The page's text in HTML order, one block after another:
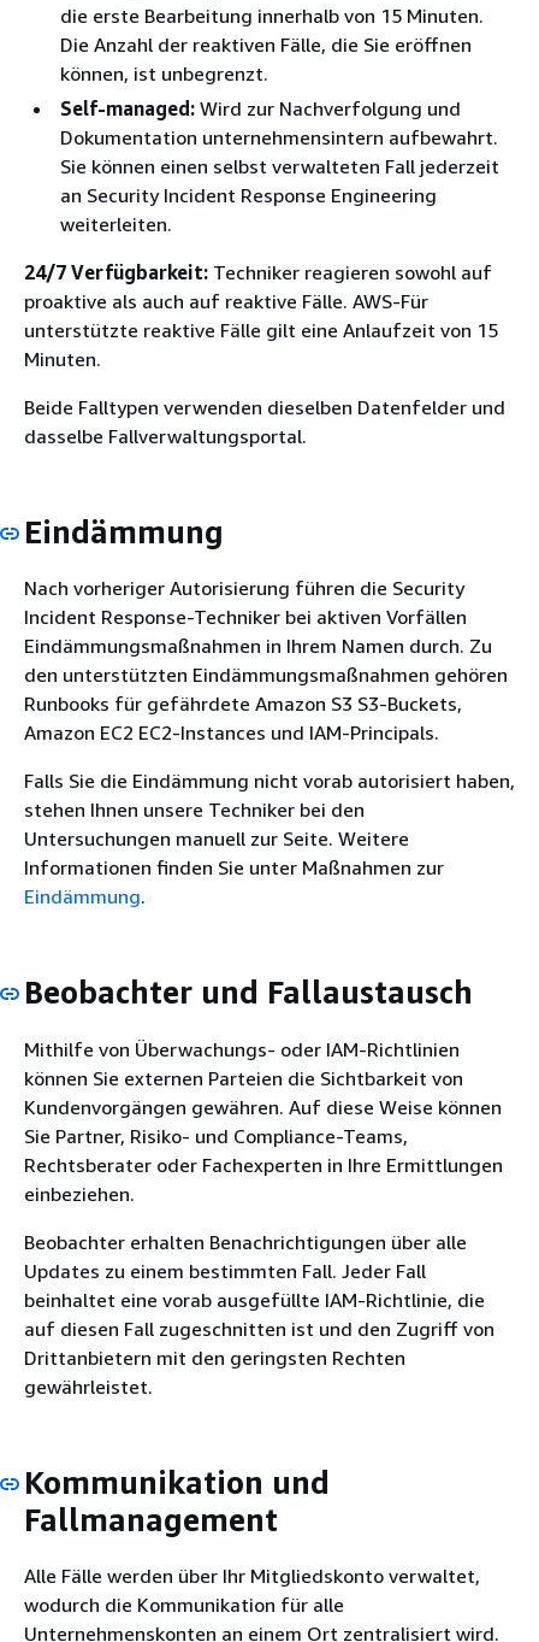
die erste Bearbeitung innerhalb von 15 Minuten.
Die Anzahl der reaktiven Fälle, die Sie eröffnen
können, ist unbegrenzt.
Self-managed: Wird zur Nachverfolgung und
Dokumentation unternehmensintern aufbewahrt.
Sie können einen selbst verwalteten Fall jederzeit
an Security Incident Response Engineering
weiterleiten.
24/7 Verfügbarkeit: Techniker reagieren sowohl auf
proaktive als auch auf reaktive Fälle. AWS-Für
unterstützte reaktive Fälle gilt eine Anlaufzeit von 15
Minuten.
Beide Falltypen verwenden dieselben Datenfelder und
dasselbe Fallverwaltungsportal.
Eindämmung
Nach vorheriger Autorisierung führen die Security
Incident Response-Techniker bei aktiven Vorfällen
Eindämmungsmaßnahmen in Ihrem Namen durch. Zu
den unterstützten Eindämmungsmaßnahmen gehören
Runbooks für gefährdete Amazon S3 S3-Buckets,
Amazon EC2 EC2-Instances und IAM-Principals.
Falls Sie die Eindämmung nicht vorab autorisiert haben,
stehen Ihnen unsere Techniker bei den
Untersuchungen manuell zur Seite. Weitere
Informationen finden Sie unter Maßnahmen zur
Eindämmung.
Beobachter und Fallaustausch
Mithilfe von Überwachungs- oder IAM-Richtlinien
können Sie externen Parteien die Sichtbarkeit von
Kundenvorgängen gewähren. Auf diese Weise können
Sie Partner, Risiko- und Compliance-Teams,
Rechtsberater oder Fachexperten in Ihre Ermittlungen
einbeziehen.
Beobachter erhalten Benachrichtigungen über alle
Updates zu einem bestimmten Fall. Jeder Fall
beinhaltet eine vorab ausgefüllte IAM-Richtlinie, die
auf diesen Fall zugeschnitten ist und den Zugriff von
Drittanbietern mit den geringsten Rechten
gewährleistet.
Kommunikation und
Fallmanagement
Alle Fälle werden über Ihr Mitgliedskonto verwaltet,
wodurch die Kommunikation für alle
Unternehmenskonten an einem Ort zentralisiert wird.